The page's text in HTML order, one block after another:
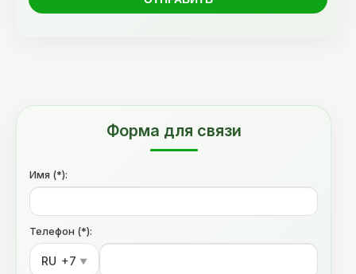
Форма для связи
Имя (*):
Телефон (*):
RU +7 ▼